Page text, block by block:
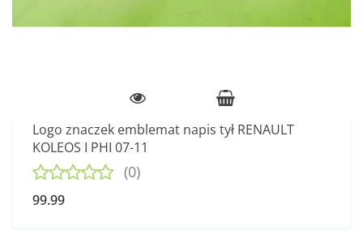
Logo znaczek emblemat napis tył RENAULT
KOLEOS I PHI 07-11
(0)
99.99